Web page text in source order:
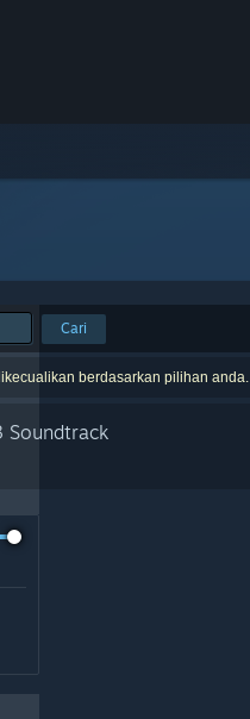
Cari
berdasarkan pilihan anda.
Soundtrack